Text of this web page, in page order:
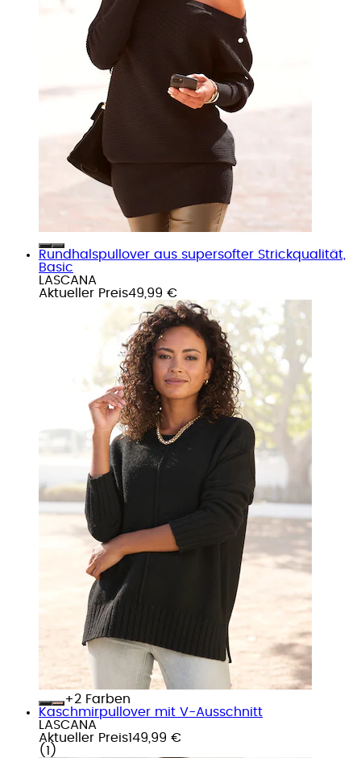
Rundhalspullover aus supersofter Strickqualität,
Basic
LASCANA
Aktueller Preis49,99 €
+
Farben
Kaschmirpullover mit V-Ausschnitt
LASCANA
Aktueller Preis149,99 €
( 1 )